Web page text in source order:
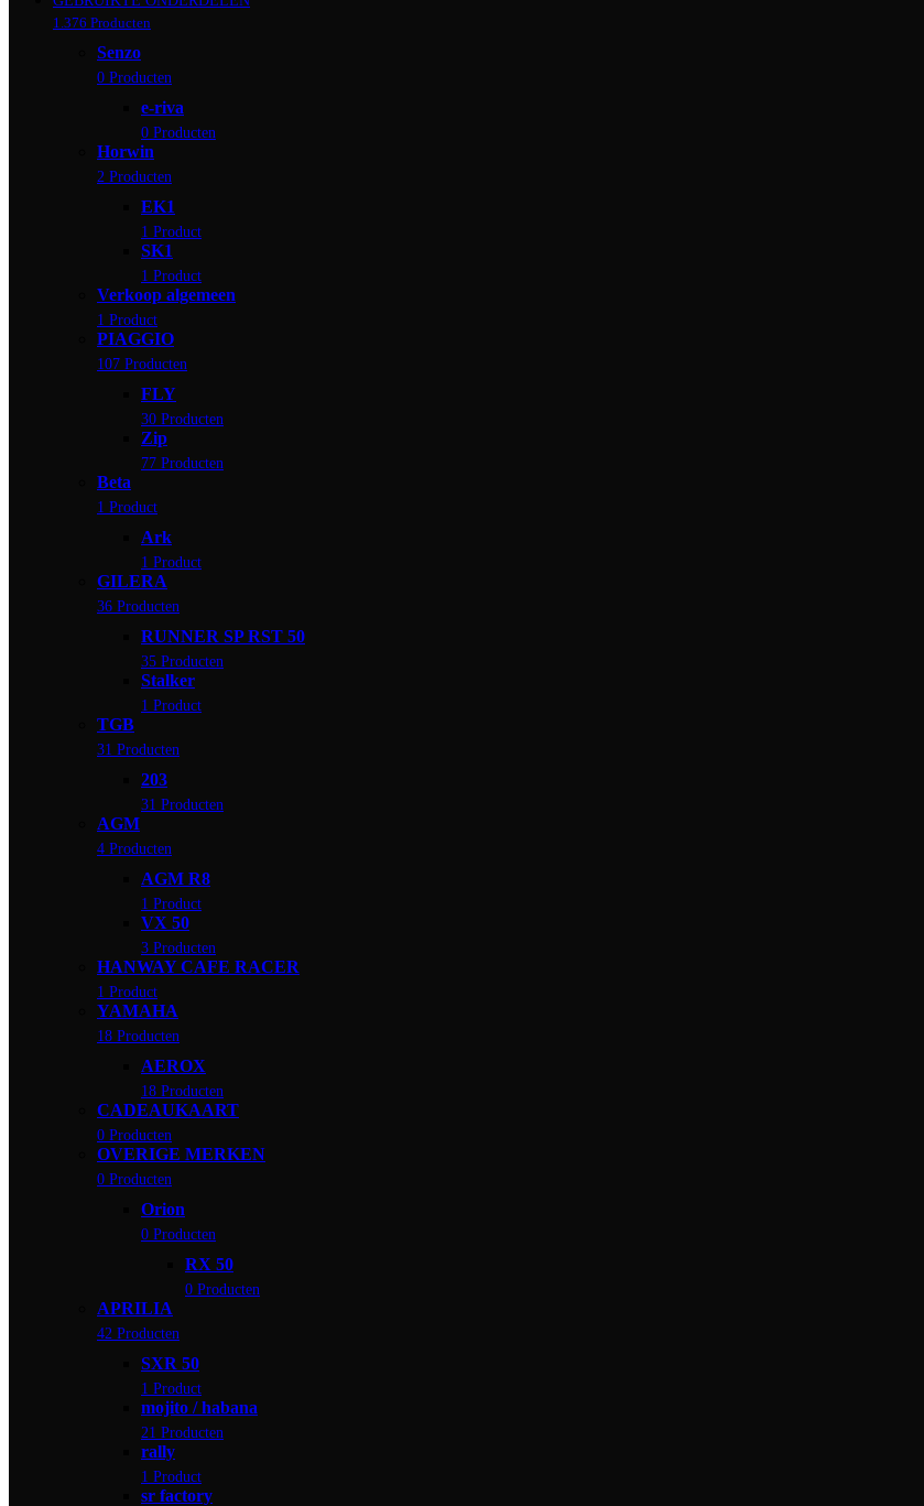
1.376 Producten
Senzo
0 Producten
e-riva
0 Producten
Horwin
2 Producten
EK1
1 Product
SK1
1 Product
Verkoop algemeen
1 Product
PIAGGIO
107 Producten
FLY
30 Producten
Zip
77 Producten
Beta
1 Product
Ark
1 Product
GILERA
36 Producten
RUNNER SP RST 50
35 Producten
Stalker
1 Product
TGB
31 Producten
203
31 Producten
AGM
4 Producten
AGM R8
1 Product
VX 50
3 Producten
HANWAY CAFE RACER
1 Product
YAMAHA
18 Producten
AEROX
18 Producten
CADEAUKAART
0 Producten
OVERIGE MERKEN
0 Producten
Orion
0 Producten
RX 50
0 Producten
APRILIA
42 Producten
SXR 50
1 Product
mojito / habana
21 Producten
rally
1 Product
sr factory